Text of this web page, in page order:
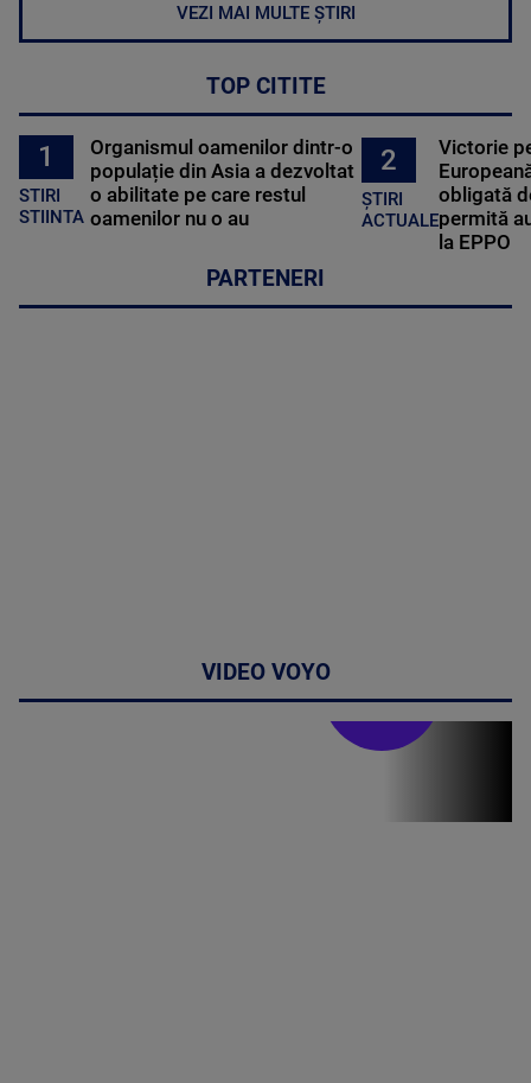
VEZI MAI MULTE ȘTIRI
TOP CITITE
1
STIRI
STIINTA
Organismul oamenilor dintr-o
populație din Asia a dezvoltat
o abilitate pe care restul
oamenilor nu o au
2
ȘTIRI
ACTUALE
Victorie
obligată
permită
la EPPO
PARTENERI
VIDEO VOYO